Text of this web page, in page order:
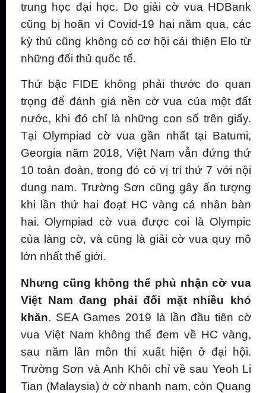
trung học đại học. Do giải cờ vua HDBank
cũng bị hoãn vì Covid-19 hai năm qua, các
kỳ thủ cũng không có cơ hội cải thiện Elo từ
những đối thủ quốc tế.
Thứ bậc FIDE không phải thước đo quan
trọng để đánh giá nền cờ vua của một đất
nước, khi đó chỉ là những con số trên giấy.
Tại Olympiad cờ vua gần nhất tại Batumi,
Georgia năm 2018, Việt Nam vẫn đứng thứ
10 toàn đoàn, trong đó có vị trí thứ 7 với nội
dung nam. Trường Sơn cũng gây ấn tượng
khi lần thứ hai đoạt HC vàng cá nhân bàn
hai. Olympiad cờ vua được coi là Olympic
của làng cờ, và cũng là giải cờ vua quy mô
lớn nhất thế giới.
Nhưng cũng không thể phủ nhận cờ vua
Việt Nam đang phải đối mặt nhiều khó
khăn. SEA Games 2019 là lần đầu tiên cờ
vua Việt Nam không thể đem về HC vàng,
sau năm lần môn thi xuất hiện ở đại hội.
Trường Sơn và Anh Khôi chỉ về sau Yeoh Li
Tian (Malaysia) ở cờ nhanh nam, còn Quang